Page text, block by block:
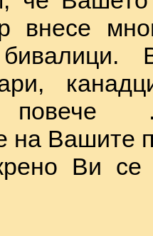
внесе
бивалици.
на Вашите
Ви се